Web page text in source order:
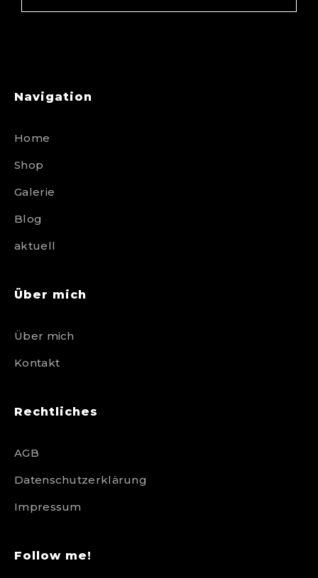
Navigation
Home
Shop
Galerie
Blog
aktuell
Über mich
Über mich
Kontakt
Rechtliches
AGB
Datenschutzerklärung
Impressum
Follow me!